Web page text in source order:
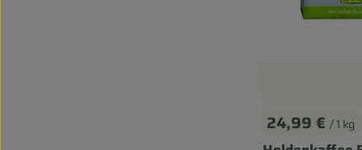
, Preis:
24,99 € / 1 kg